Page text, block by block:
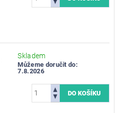
Skladem
Můžeme doručit do:
7.8.2026